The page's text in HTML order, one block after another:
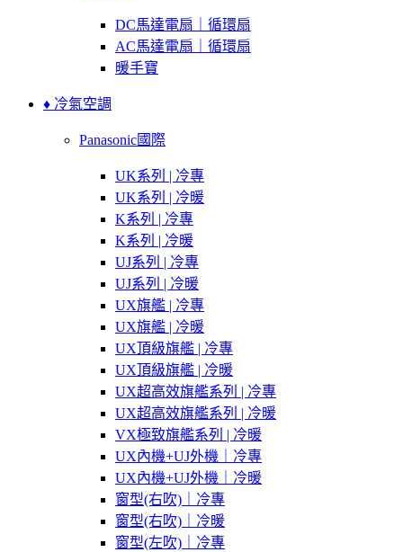
DC馬達電扇｜循環扇
AC馬達電扇｜循環扇
暖手寶
♦ 冷氣空調
Panasonic國際
UK系列 | 冷專
UK系列 | 冷暖
K系列 | 冷專
K系列 | 冷暖
UJ系列 | 冷專
UJ系列 | 冷暖
UX旗艦 | 冷專
UX旗艦 | 冷暖
UX頂級旗艦 | 冷專
UX頂級旗艦 | 冷暖
UX超高效旗艦系列 | 冷專
UX超高效旗艦系列 | 冷暖
VX極致旗艦系列 | 冷暖
UX內機+UJ外機｜冷專
UX內機+UJ外機｜冷暖
窗型(右吹)｜冷專
窗型(右吹)｜冷暖
窗型(左吹)｜冷專